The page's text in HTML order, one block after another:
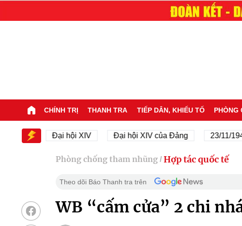
CHÍNH TRỊ THANH TRA TIẾP DÂN, KHIẾU TỐ PHÒNG
Đại hội XIV Đại hội XIV của Đảng 23/11/1945 -
Phòng chống tham nhũng / Hợp tác quốc tế
Theo dõi Báo Thanh tra trên
WB “cấm cửa” 2 chi